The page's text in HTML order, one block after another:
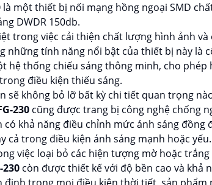
là một thiết bị nối mạng hồng ngoại SMD
DWDR 150db.
trong việc cải thiện chất lượng hình ảnh
tính năng nổi bật của thiết bị này là
hệ thống chiếu sáng thông minh, cho
điều kiện thiếu sáng.
sẽ không bỏ lỡ bất kỳ chi tiết quan trọng
230 cũng được trang bị công nghệ chống
có khả năng điều chỉnh mức ánh sáng
cả trong điều kiện ánh sáng mạnh hoặc yếu.
việc loại bỏ các hiện tượng mờ hoặc
230 còn được thiết kế với độ bền cao và khả